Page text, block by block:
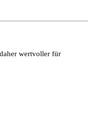
wertvoller für